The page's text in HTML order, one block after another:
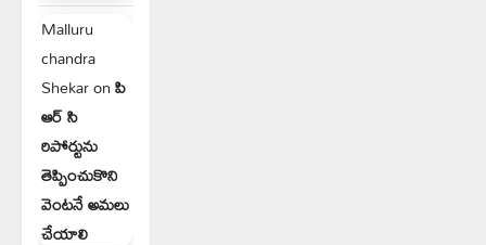
Malluru
chandra
Shekaronపి
ఆర్ సి
రిపోర్టును
తెప్పించుకొని
వెంటనే అమలు
చేయాలి